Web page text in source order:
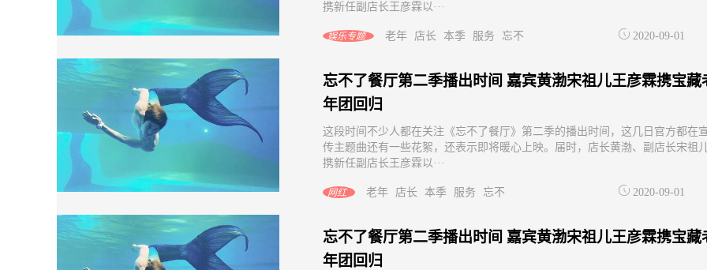
携新任副店长王彦霖以···
娱乐专题 老年 店长 本季 服务 忘不 2020-09-01
忘不了餐厅第二季播出时间 嘉宾黄渤宋祖儿王彦霖携宝藏
年团回归
这段时间不少人都在关注《忘不了餐厅》第二季的播出时间，这几日官方都在
传主题曲还有一些花絮，还表示即将暖心上映。届时，店长黄渤、副店长宋祖
携新任副店长王彦霖以···
网红 老年 店长 本季 服务 忘不 2020-09-01
忘不了餐厅第二季播出时间 嘉宾黄渤宋祖儿王彦霖携宝藏
年团回归